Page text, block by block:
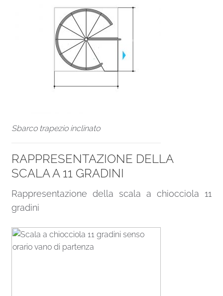
Sbarco trapezio inclinato
RAPPRESENTAZIONE DELLA
SCALA A 11 GRADINI
Rappresentazione della scala a chiocciola 11
gradini